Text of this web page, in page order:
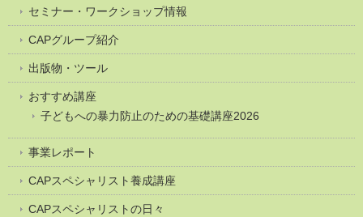
セミナー・ワークショップ情報
CAPグループ紹介
出版物・ツール
おすすめ講座
子どもへの暴力防止のための基礎講座2026
事業レポート
CAPスペシャリスト養成講座
CAPスペシャリストの日々